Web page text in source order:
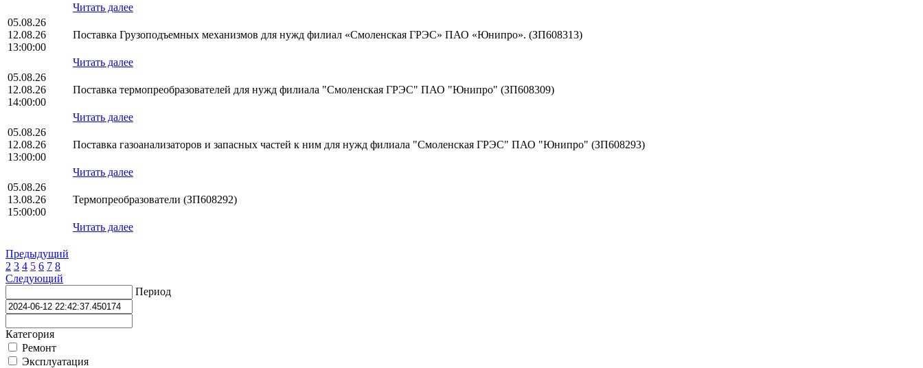
Читать далее
05.08.26
12.08.26
13:00:00
Поставка Грузоподъемных механизмов для нужд филиал «Смоленская ГРЭС» ПАО «Юнипро». (ЗП608313)
Читать далее
05.08.26
12.08.26
14:00:00
Поставка термопреобразователей для нужд филиала "Смоленская ГРЭС" ПАО "Юнипро" (ЗП608309)
Читать далее
05.08.26
12.08.26
13:00:00
Поставка газоанализаторов и запасных частей к ним для нужд филиала "Смоленская ГРЭС" ПАО "Юнипро" (ЗП608293)
Читать далее
05.08.26
13.08.26
15:00:00
Термопреобразователи (ЗП608292)
Читать далее
Предыдущий
2 3 4 5 6 7 8
Следующий
Период
Категория
Ремонт
Эксплуатация